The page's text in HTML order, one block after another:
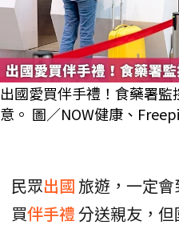
出國愛買伴手禮！食藥署
意。 圖／NOW健康、
民眾出國 旅遊，一定
買伴手禮分送親友，